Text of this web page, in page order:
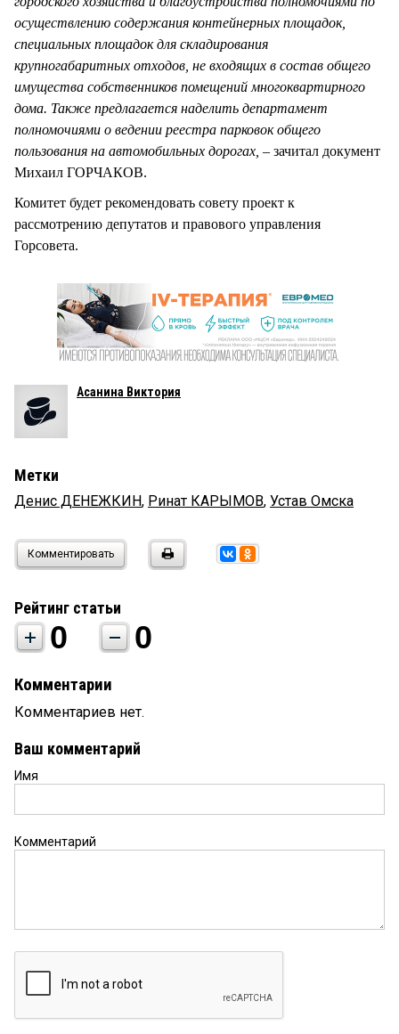
осуществлению содержания контейнерных площадок,
специальных площадок для складирования
крупногабаритных отходов, не входящих в состав общего
имущества собственников помещений многоквартирного
дома. Также предлагается наделить департамент
полномочиями о ведении реестра парковок общего
пользования на автомобильных дорогах, – зачитал документ
Михаил ГОРЧАКОВ.
Комитет будет рекомендовать совету проект к
рассмотрению депутатов и правового управления
Горсовета.
Асанина Виктория
Метки
Денис ДЕНЕЖКИН, Ринат КАРЫМОВ, Устав Омска
Комментировать
Рейтинг статьи
0 0
Комментарии
Комментариев нет.
Ваш комментарий
Имя
Комментарий